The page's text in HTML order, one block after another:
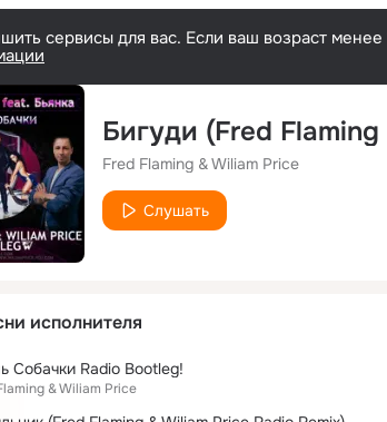
сервисы для вас. Если ваш возраст
Fred Flaming & Wiliam Price
Слушать
исполнителя
Собачки Radio Bootleg!
& Wiliam Price